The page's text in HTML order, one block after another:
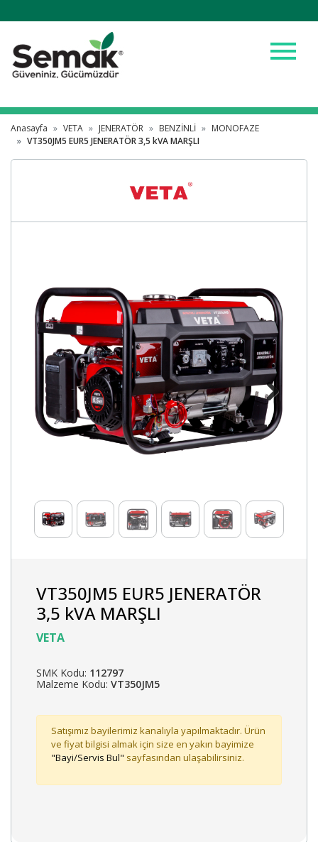
menu
Anasayfa VETA JENERATÖR BENZİNLİ
MONOFAZE
VT350JM5 EUR5 JENERATÖR 3,5 kVA MARŞLI
Next
VT350JM5 EUR5 JENERATÖR
3,5 kVA MARŞLI
VETA
SMK Kodu: 112797
Malzeme Kodu: VT350JM5
Satışımız bayilerimiz kanalıyla yapılmaktadır. Ürün
ve fiyat bilgisi almak için size en yakın bayimize
"Bayi/Servis Bul" sayfasından ulaşabilirsiniz.